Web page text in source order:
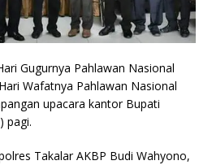
Gugurnya Pahlawan Nasional
Wafatnya Pahlawan Nasional
upacara kantor Bupati
pagi.
Takalar AKBP Budi Wahyono,